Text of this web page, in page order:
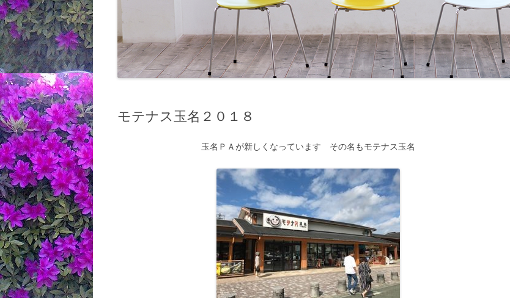
モテナス玉名２０１８
玉名ＰＡが新しくなっています その名もモテナス玉名